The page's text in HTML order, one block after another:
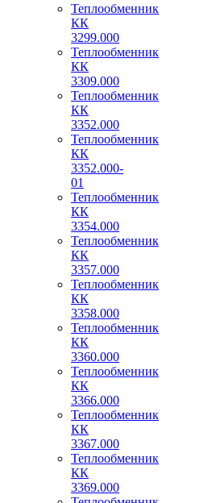
Теплообменник
КК
3299.000
Теплообменник
КК
3309.000
Теплообменник
КК
3352.000
Теплообменник
КК
3352.000-
01
Теплообменник
КК
3354.000
Теплообменник
КК
3357.000
Теплообменник
КК
3358.000
Теплообменник
КК
3360.000
Теплообменник
КК
3366.000
Теплообменник
КК
3367.000
Теплообменник
КК
3369.000